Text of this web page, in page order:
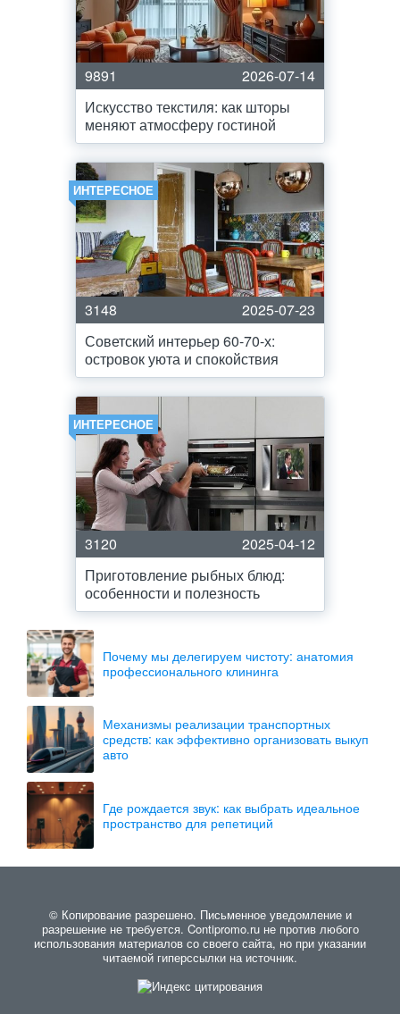
9891
2026-07-14
Искусство текстиля: как шторы
меняют атмосферу гостиной
ИНТЕРЕСНОЕ
3148
2025-07-23
Советский интерьер 60-70-х:
островок уюта и спокойствия
ИНТЕРЕСНОЕ
3120
2025-04-12
Приготовление рыбных блюд:
особенности и полезность
Почему мы делегируем чистоту: анатомия
профессионального клининга
Механизмы реализации транспортных
средств: как эффективно организовать выкуп
авто
Где рождается звук: как выбрать идеальное
пространство для репетиций
© Копирование разрешено. Письменное уведомление и
разрешение не требуется. Contipromo.ru не против любого
использования материалов со своего сайта, но при указании
читаемой гиперссылки на источник.